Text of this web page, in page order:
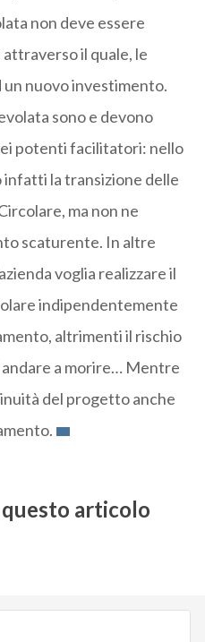
non deve essere
il quale, le
un nuovo investimento.
sono e devono
potenti facilitatori: nello
la transizione delle
ma non ne
scaturente. In altre
voglia realizzare il
indipendentemente
altrimenti il rischio
a morire… Mentre
del progetto anche
articolo